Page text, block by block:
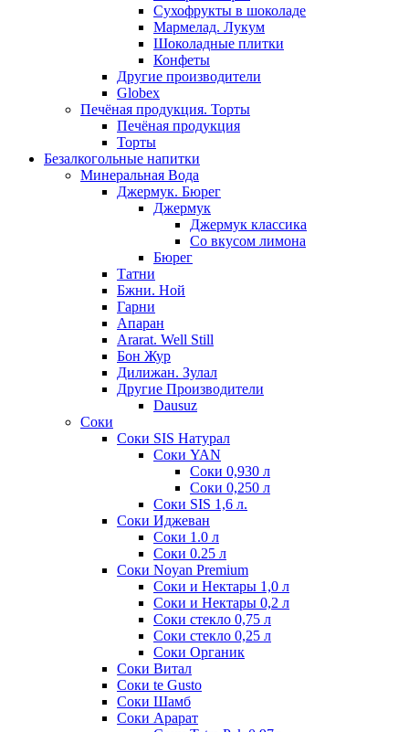
Сухофрукты в шоколаде
Мармелад. Лукум
Шоколадные плитки
Конфеты
Другие производители
Globex
Печёная продукция. Торты
Печёная продукция
Торты
Безалкогольные напитки
Минеральная Вода
Джермук. Бюрег
Джермук
Джермук классика
Со вкусом лимона
Бюрег
Татни
Бжни. Ной
Гарни
Апаран
Ararat. Well Still
Бон Жур
Дилижан. Зулал
Другие Производители
Dausuz
Соки
Соки SIS Натурал
Соки YAN
Соки 0,930 л
Соки 0,250 л
Соки SIS 1,6 л.
Соки Иджеван
Соки 1.0 л
Соки 0.25 л
Соки Noyan Premium
Соки и Нектары 1,0 л
Соки и Нектары 0,2 л
Соки стекло 0,75 л
Соки стекло 0,25 л
Соки Органик
Соки Витал
Соки te Gusto
Соки Шамб
Соки Арарат